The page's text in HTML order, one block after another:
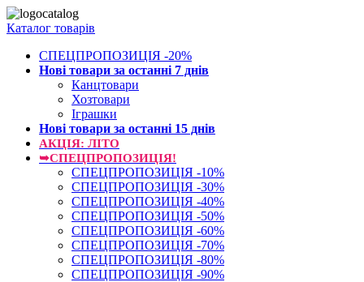
Каталог товарів
СПЕЦПРОПОЗИЦІЯ -20%
Нові товари за останнi 7 днiв
Канцтовари
Хозтовари
Іграшки
Нові товари за останнi 15 днiв
АКЦІЯ: ЛІТО
➥СПЕЦПРОПОЗИЦІЯ!
СПЕЦПРОПОЗИЦІЯ -10%
СПЕЦПРОПОЗИЦІЯ -30%
СПЕЦПРОПОЗИЦІЯ -40%
СПЕЦПРОПОЗИЦІЯ -50%
СПЕЦПРОПОЗИЦІЯ -60%
СПЕЦПРОПОЗИЦІЯ -70%
СПЕЦПРОПОЗИЦІЯ -80%
СПЕЦПРОПОЗИЦІЯ -90%